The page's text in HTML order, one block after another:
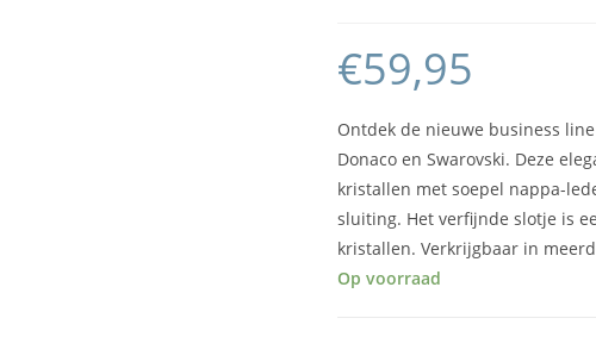
€59,95
Ontdek de nieuwe business
Donaco en Swarovski. Deze
kristallen met soepel nappa-
sluiting. Het verfijnde slotje is
kristallen. Verkrijgbaar in
Op voorraad